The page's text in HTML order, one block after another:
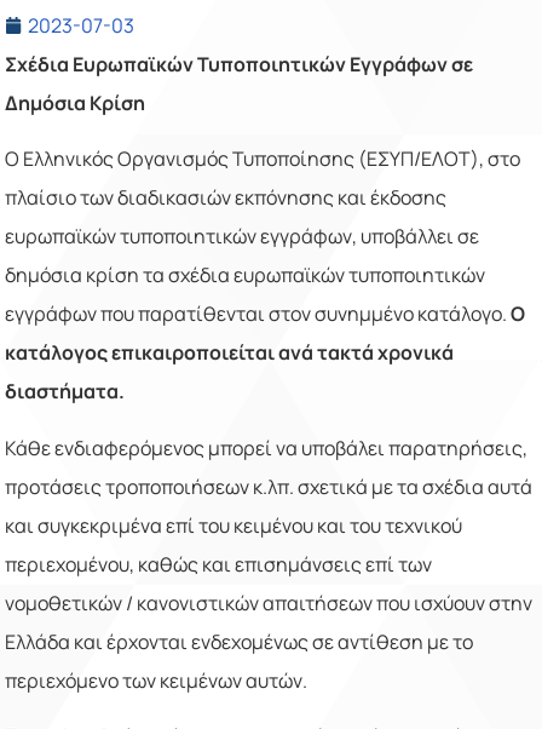
2023-07-03
Σχέδια Ευρωπαϊκών Τυποποιητικών Εγγράφων σε
Δημόσια Κρίση
Ο Ελληνικός Οργανισμός Τυποποίησης (ΕΣΥΠ/ΕΛΟΤ), στο
πλαίσιο των διαδικασιών εκπόνησης και έκδοσης
ευρωπαϊκών τυποποιητικών εγγράφων, υποβάλλει σε
δημόσια κρίση τα σχέδια ευρωπαϊκών τυποποιητικών
εγγράφων που παρατίθενται στον συνημμένο κατάλογο.Ο
κατάλογος επικαιροποιείται ανά τακτά χρονικά
διαστήματα.
Κάθε ενδιαφερόμενος μπορεί να υποβάλει παρατηρήσεις,
προτάσεις τροποποιήσεων κ.λπ. σχετικά με τα σχέδια αυτά
και συγκεκριμένα επί του κειμένου και του τεχνικού
περιεχομένου, καθώς και επισημάνσεις επί των
νομοθετικών / κανονιστικών απαιτήσεων που ισχύουν στην
Ελλάδα και έρχονται ενδεχομένως σε αντίθεση με το
περιεχόμενο των κειμένων αυτών.